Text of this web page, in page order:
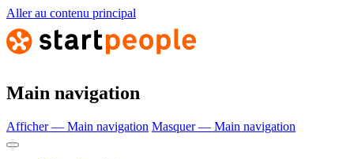
Aller au contenu principal
Main navigation
Afficher — Main navigation Masquer — Main navigation